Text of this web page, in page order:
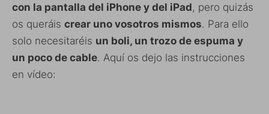
con la pantalla del iPhone y del iPad, pero quizás
os queráis crear uno vosotros mismos. Para ello
solo necesitaréis un boli, un trozo de espuma y
un poco de cable. Aquí os dejo las instrucciones
en vídeo: